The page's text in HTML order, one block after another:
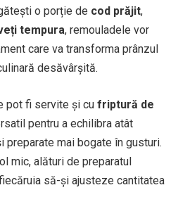
o porție de cod prăjit,
tempura, remouladele vor
care va transforma prânzul
desăvârșită.
pot fi servite și cu friptură de
pentru a echilibra atât
preparate mai bogate în gusturi.
mic, alături de preparatul
să-și ajusteze cantitatea